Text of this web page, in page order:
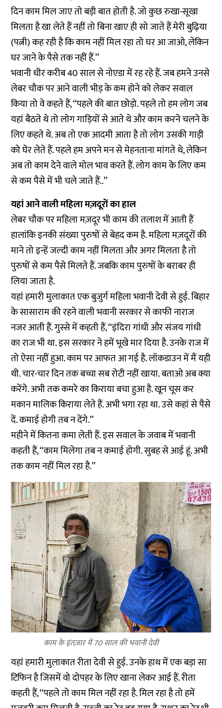
दिन काम मिल जाए तो बड़ी बात होती है. जो कुछ रुखा-सूखा
मिलता है खा लेते हैं नहीं तो बिना खाए ही सो जाते हैं मेरी बुढ़िया
(पत्नी) कह रही है कि काम नहीं मिल रहा तो घर आ जाओ, लेकिन
घर जाने के पैसे तक नहीं हैं.’’
भवानी धीर करीब 40 साल से नोएडा में रह रहे हैं. जब हमने उनसे
लेबर चौक पर आने वाली भीड़ के कम होने को लेकर सवाल
किया तो वे कहते हैं, ‘‘पहले की बात छोड़ो. पहले तो हम लोग जब
यहां बैठते थे तो लोग गाड़ियों से आते थे और काम करने चलने के
लिए कहते थे. अब तो एक आदमी आता है तो लोग उसकी गाड़ी
को घेर लेते हैं. पहले हम अपने मन से मेहनताना मांगते थे, लेकिन
अब तो काम देने वाले मोल भाव करते हैं. लोग काम के लिए कम
से कम पैसे में भी चले जाते हैं..’’
यहां आने वाली महिला मज़दूरों का हाल
लेबर चौक पर महिला मज़दूर भी काम की तलाश में आती हैं
हालांकि इनकी संख्या पुरुषों से बेहद कम है. महिला मज़दूरों की
माने तो इन्हें जल्दी काम नहीं मिलता और अगर मिलता है तो
पुरुषों से कम पैसे मिलते हैं. जबकि काम पुरुषों के बराबर ही
लिया जाता है.
यहां हमारी मुलाकात एक बुजुर्ग महिला भवानी देवी से हुई. बिहार
के सासाराम की रहने वाली भवानी सरकार से काफी नाराज
नजर आती हैं. गुस्से में कहती हैं, ‘‘इंदिरा गांधी और संजय गांधी
का राज भी था. इस सरकार ने हमें भूखे मार दिया है. उनके राज में
तो ऐसा नहीं हुआ. काम पर आफत आ गई है. लॉकडाउन में मैं यही
थी. चार-चार दिन तक बच्चा सब रोटी नहीं खाया. बताओ अब क्या
करेंगे. अभी तक कमरे का किराया बचा हुआ है. खून चूस कर
मकान मालिक किराया लेते हैं. अभी भगा रहा था. उसे कहां से पैसे
दें. कमाई होगी तब न देंगे.’’
महीने में कितना कमा लेती हैं. इस सवाल के जवाब में भवानी
कहती हैं, ‘‘काम मिलेगा तब न कमाई होगी. सुबह से आई हूं. अभी
तक काम नहीं मिल रहा है.’’
काम के इंतज़ार में 70 साल की भवानी देवी
यहां हमारी मुलाकात रीता देवी से हुई. उनके हाथ में एक बड़ा सा
टिफिन है जिसमें वो दोपहर के लिए खाना लेकर आई हैं. रीता
कहती हैं, ‘‘पहले तो काम मिल नहीं रहा है. मिल रहा है तो हमें